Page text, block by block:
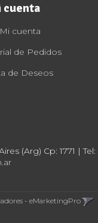
cuenta
Mi cuenta
de Pedidos
de Deseos
(Arg) Cp: 1771 | Tel:
- eMarketingPro